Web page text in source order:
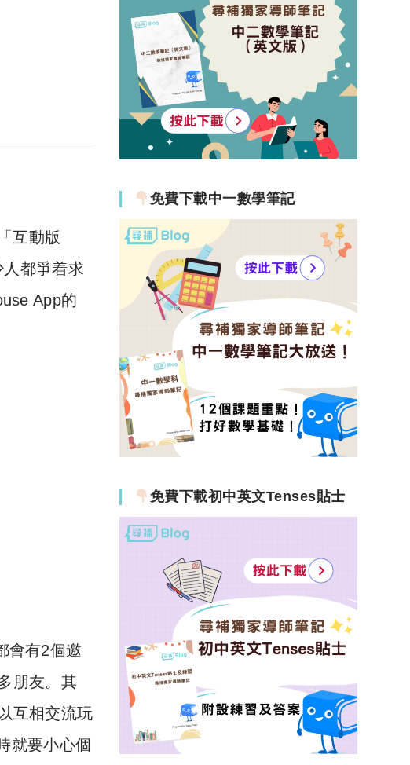
互動版
都爭着求
App的
會有2個邀
朋友。其
互相交流玩
就要小心個
免費下載中一數學筆記
免費下載初中英文Tenses貼士